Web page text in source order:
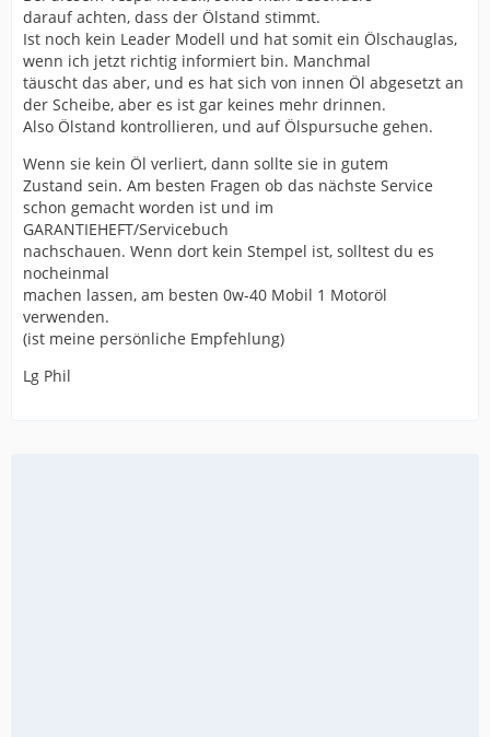
Was gilt es zu bedenken? Welche Nachteile bringt es mit
sich, eine Vespa
dieses Jahrgangs zu kaufen? Ist ja nicht mehr die
neuste... allerdings
sind 9900km ja relativ wenig, oder?
Worauf sollte ich besonders achten?
Vielen Dank für die Hilfe!
darauf achten, dass der Ölstand stimmt.
Ist noch kein Leader Modell und hat somit ein Ölschauglas,
wenn ich jetzt richtig informiert bin. Manchmal
täuscht das aber, und es hat sich von innen Öl abgesetzt an
der Scheibe, aber es ist gar keines mehr drinnen.
Also Ölstand kontrollieren, und auf Ölspursuche gehen.
Wenn sie kein Öl verliert, dann sollte sie in gutem
Zustand sein. Am besten Fragen ob das nächste Service
schon gemacht worden ist und im
GARANTIEHEFT/Servicebuch
nachschauen. Wenn dort kein Stempel ist, solltest du es
nocheinmal
machen lassen, am besten 0w-40 Mobil 1 Motoröl
verwenden.
(ist meine persönliche Empfehlung)
Lg Phil